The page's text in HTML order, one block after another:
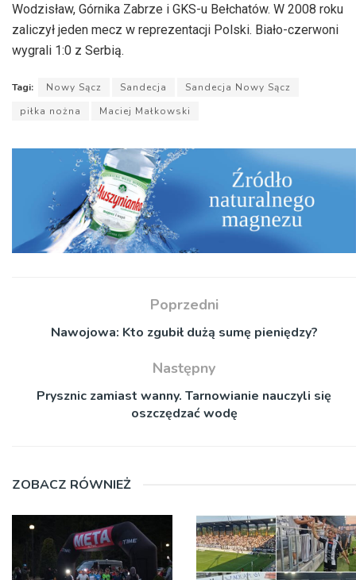
Wodzisław, Górnika Zabrze i GKS-u Bełchatów. W 2008 roku
zaliczył jeden mecz w reprezentacji Polski. Biało-czerwoni
wygrali 1:0 z Serbią.
Tagi: Nowy Sącz Sandecja
Sandecja Nowy Sącz
piłka nożna
Maciej Małkowski
Poprzedni
Nawojowa: Kto zgubił dużą sumę pieniędzy?
Następny
Prysznic zamiast wanny. Tarnowianie nauczyli się
oszczędzać wodę
ZOBACZ RÓWNIEŻ